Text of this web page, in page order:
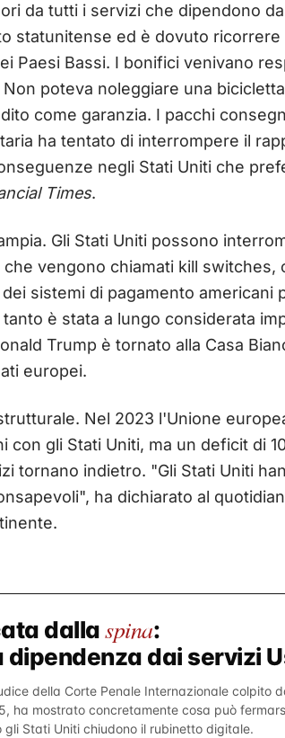
da tutti i servizi che dipendono
statunitense ed è dovuto
Paesi Bassi. I bonifici venivano
poteva noleggiare una
come garanzia. I pacchi
ha tentato di interrompere il
negli Stati Uniti che
Times.
Gli Stati Uniti possono
vengono chiamati kill switches,
sistemi di pagamento americani
è stata a lungo considerata
Trump è tornato alla Casa
europei.
Nel 2023 l'Unione
con gli Stati Uniti, ma un deficit di
tornano indietro. "Gli Stati Uniti
ha dichiarato al
dallaspina:
dipendenza dai servizi
della Corte Penale Internazionale colpito
ha mostrato concretamente cosa può
Stati Uniti chiudono il rubinetto digitale.